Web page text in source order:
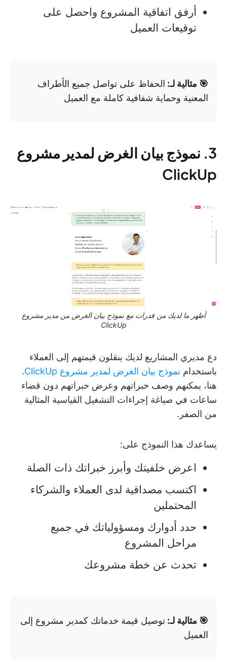
أرفق اتفاقية المشروع واحصل على
توقيعات العميل
🎯 مثالية لـ: الحفاظ على تواصل جميع الأطراف
المعنية وحماية شفافية كاملة مع العميل
3. نموذج بيان الغرض لمدير مشروع
ClickUp
أظهر ما لديك من قدرات مع نموذج بيان الغرض من مدير مشروع
ClickUp
دع مديري المشاريع لديك ينقلون قيمتهم إلى العملاء
باستخدام نموذج بيان الغرض لمدير مشروع ClickUp
.
هنا، يمكنهم وصف خبراتهم وعرض خبراتهم دون قضاء
ساعات في صياغة إجراءات التشغيل القياسية المثالية
من الصفر.
يساعدك هذا النموذج على:
اعرض خلفيتك وأبرز خبراتك ذات الصلة
اكتسب مصداقية لدى العملاء والشركاء
المحتملين
حدد أدوارك ومسؤولياتك في جميع
مراحل المشروع
تحدث عن خطة مشروعك
🎯 مثالية لـ: توصيل قيمة خدماتك كمدير مشروع إلى
العميل